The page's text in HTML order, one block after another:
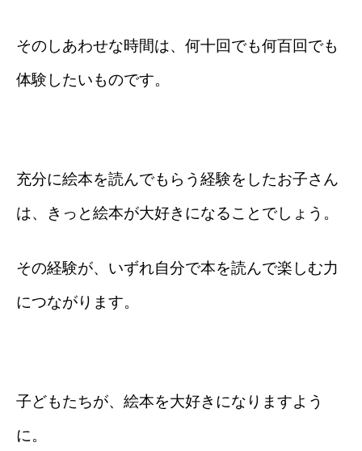
そのしあわせな時間は、何十回でも何百回でも
体験したいものです。
充分に絵本を読んでもらう経験をしたお子さん
は、きっと絵本が大好きになることでしょう。
その経験が、いずれ自分で本を読んで楽しむ力
につながります。
子どもたちが、絵本を大好きになりますよう
に。